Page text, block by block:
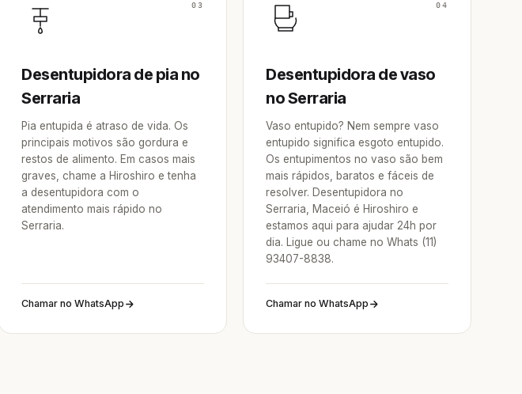
03
Desentupidora de pia no
Serraria
Pia entupida é atraso de vida. Os
principais motivos são gordura e
restos de alimento. Em casos mais
graves, chame a Hiroshiro e tenha
a desentupidora com o
atendimento mais rápido no
Serraria.
Chamar no WhatsApp
04
Desentupidora de vaso
no Serraria
Vaso entupido? Nem sempre vaso
entupido significa esgoto entupido.
Os entupimentos no vaso são bem
mais rápidos, baratos e fáceis de
resolver. Desentupidora no
Serraria, Maceió é Hiroshiro e
estamos aqui para ajudar 24h por
dia. Ligue ou chame no Whats (11)
93407-8838.
Chamar no WhatsApp